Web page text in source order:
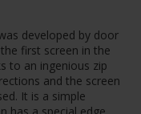
developed by door
first screen in the
to an ingenious zip
and the screen
It is a simple